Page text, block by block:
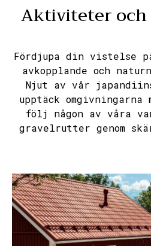
Aktiviteter och
Fördjupa din vistelse
avkopplande och
Njut av vår
upptäck
följ någon av våra
gravelrutter genom